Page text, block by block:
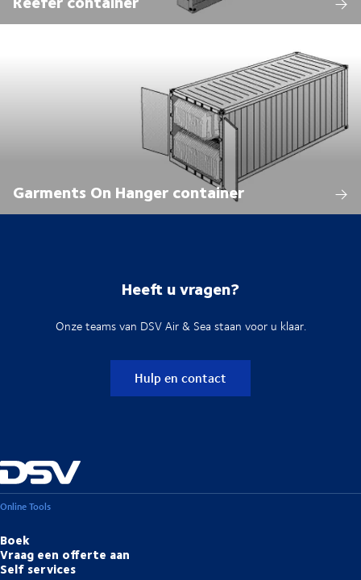
Garments On Hanger container
Heeft u vragen?
Onze teams van DSV Air & Sea staan voor u klaar.
Hulp en contact
Online Tools
Boek
Vraag een offerte aan
Self services